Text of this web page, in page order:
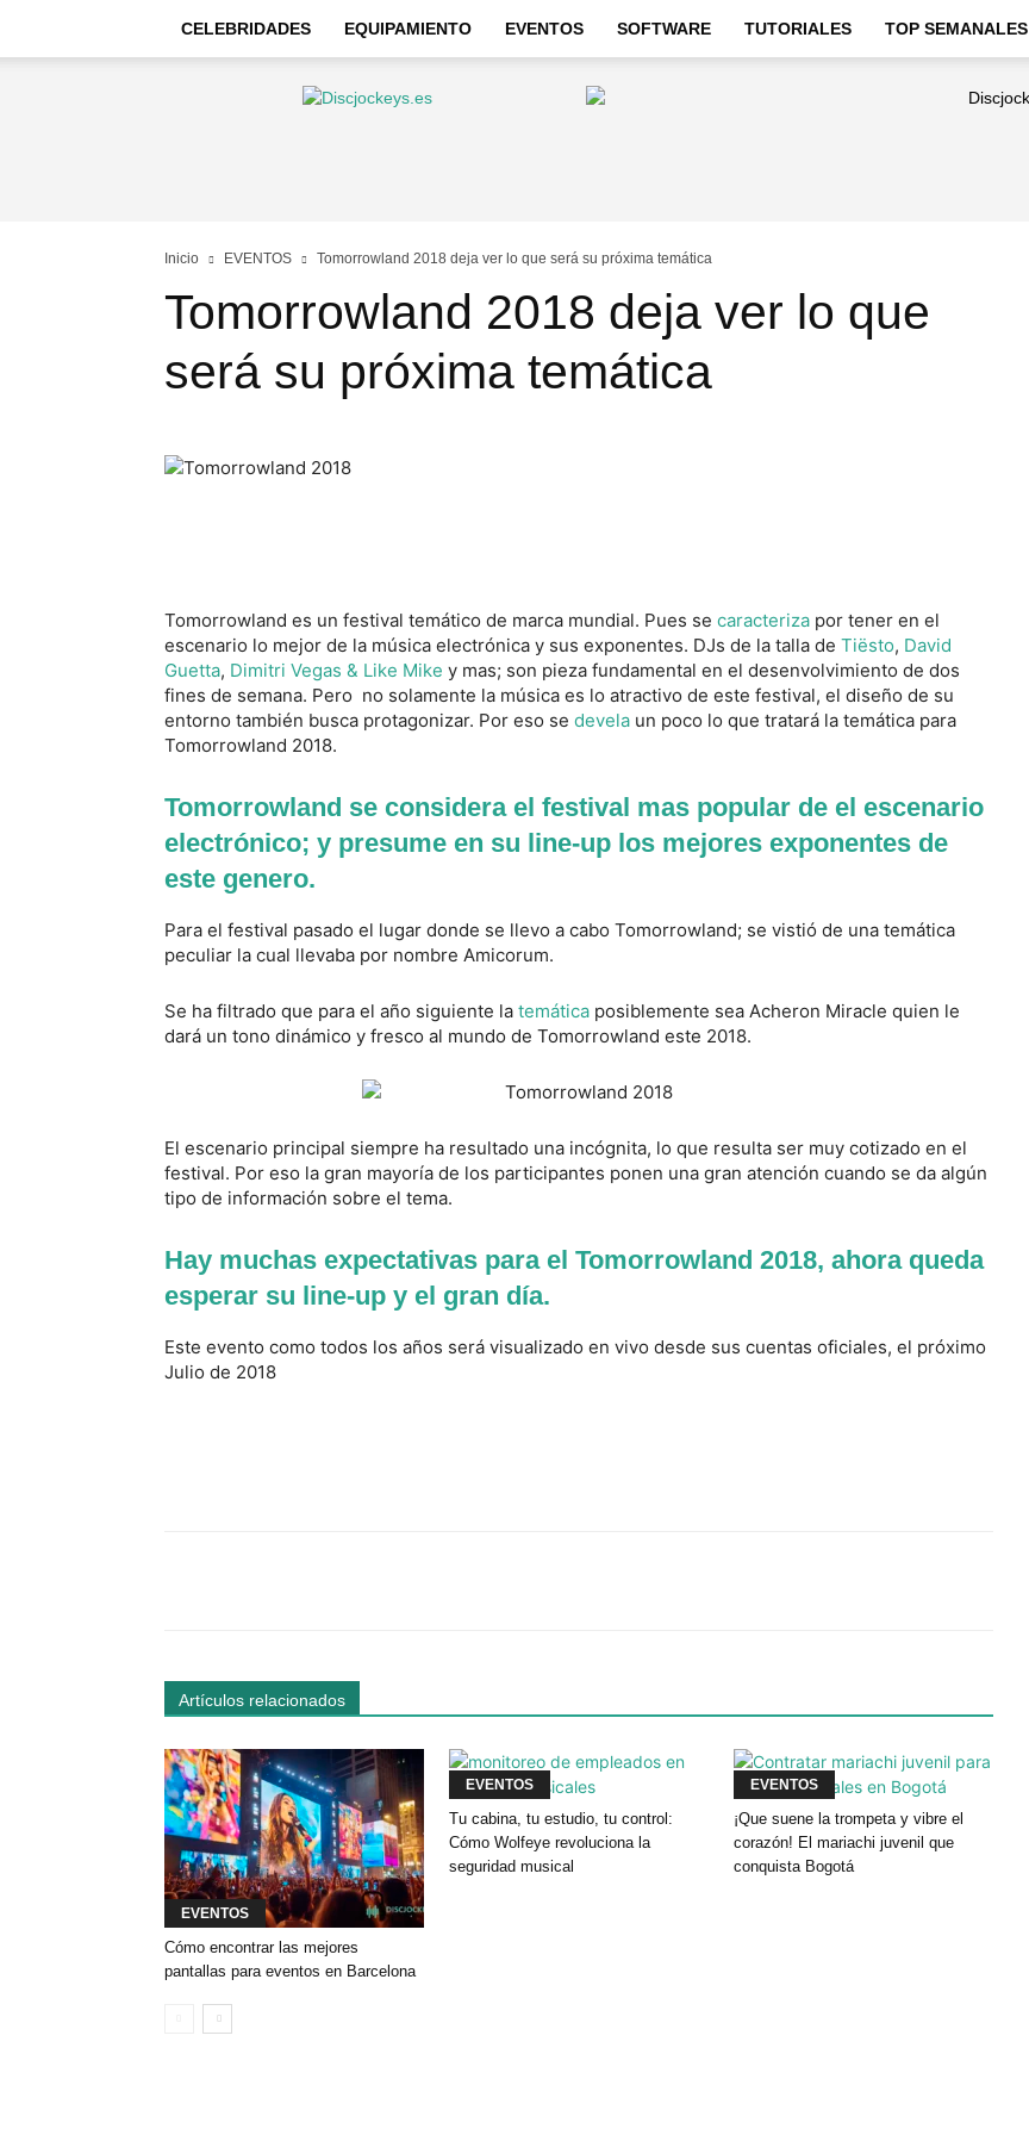
CELEBRIDADES EQUIPAMIENTO EVENTOS SOFTWARE TUTORIALES TOP SEMANALES
Discjockeys
Inicio EVENTOS Tomorrowland 2018 deja ver lo que será su próxima temática
Tomorrowland 2018 deja ver lo que
será su próxima temática
Tomorrowland es un festival temático de marca mundial. Pues se caracteriza por tener en el
escenario lo mejor de la música electrónica y sus exponentes. DJs de la talla de Tiësto, David
Guetta, Dimitri Vegas & Like Mike y mas; son pieza fundamental en el desenvolvimiento de dos
fines de semana. Pero no solamente la música es lo atractivo de este festival, el diseño de su
entorno también busca protagonizar. Por eso se devela un poco lo que tratará la temática para
Tomorrowland 2018.
Tomorrowland se considera el festival mas popular de el escenario
electrónico; y presume en su line-up los mejores exponentes de
este genero.
Para el festival pasado el lugar donde se llevo a cabo Tomorrowland; se vistió de una temática
peculiar la cual llevaba por nombre Amicorum.
Se ha filtrado que para el año siguiente la temática posiblemente sea Acheron Miracle quien le
dará un tono dinámico y fresco al mundo de Tomorrowland este 2018.
El escenario principal siempre ha resultado una incógnita, lo que resulta ser muy cotizado en el
festival. Por eso la gran mayoría de los participantes ponen una gran atención cuando se da algún
tipo de información sobre el tema.
Hay muchas expectativas para el Tomorrowland 2018, ahora queda
esperar su line-up y el gran día.
Este evento como todos los años será visualizado en vivo desde sus cuentas oficiales, el próximo
Julio de 2018
Artículos relacionados
EVENTOS
Cómo encontrar las mejores
pantallas para eventos en Barcelona
EVENTOS
Tu cabina, tu estudio, tu control:
Cómo Wolfeye revoluciona la
seguridad musical
EVENTOS
¡Que suene la trompeta y vibre el
corazón! El mariachi juvenil que
conquista Bogotá